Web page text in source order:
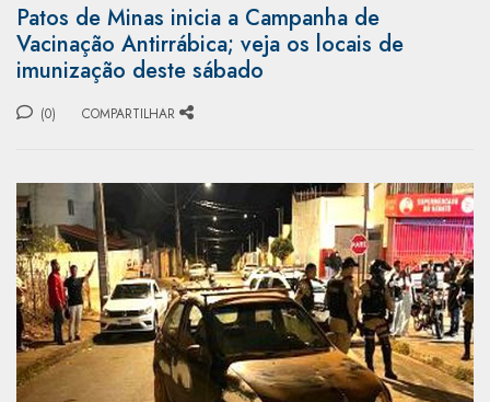
Patos de Minas inicia a Campanha de
Vacinação Antirrábica; veja os locais de
imunização deste sábado
(0) COMPARTILHAR